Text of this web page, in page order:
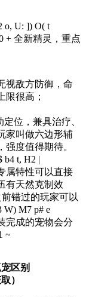
o, U: ]) O( t
+ 全新精灵，重点
视敌方防御，命
限很高；
位，兼具治疗、
家叫做六边形辅
度值得期待。
b4 t, H2 |
属特性可以直接
有天然克制效
错过的玩家可以
W) M7 p# e
完成的宠物会分
~
区别
）